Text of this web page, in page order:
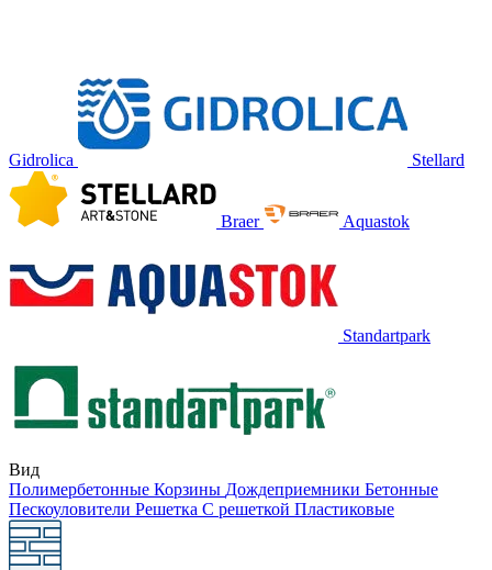
Gidrolica Stellard
Braer Aquastok
Standartpark
Вид
Полимербетонные Корзины Дождеприемники Бетонные
Пескоуловители Решетка С решеткой Пластиковые